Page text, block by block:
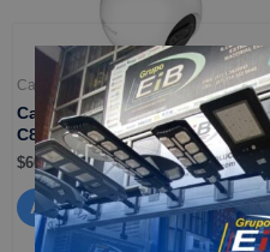
Camaras de seguridad
Camaras para exteriores –
C8PF
$605,900
Añadir al carrito